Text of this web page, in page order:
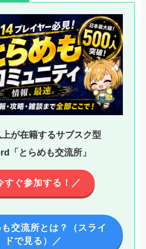
が在籍するサブスク型
「とらめも交流所」
すぐ参加する！／
交流所とは？（スライ
ドで見る）／